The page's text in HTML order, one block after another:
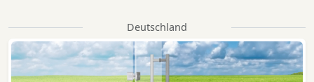
Deutschland